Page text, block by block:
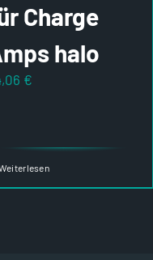
Charge
halo
€